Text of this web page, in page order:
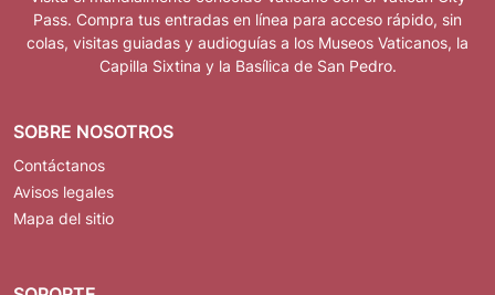
Pass. Compra tus entradas en línea para acceso rápido, sin
colas, visitas guiadas y audioguías a los Museos Vaticanos, la
Capilla Sixtina y la Basílica de San Pedro.
SOBRE NOSOTROS
Contáctanos
Avisos legales
Mapa del sitio